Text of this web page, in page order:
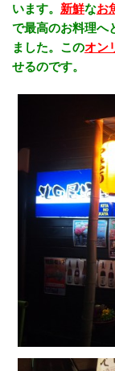
います。 新鮮なお
で最高のお料理へ
ました。このオン
せるのです。